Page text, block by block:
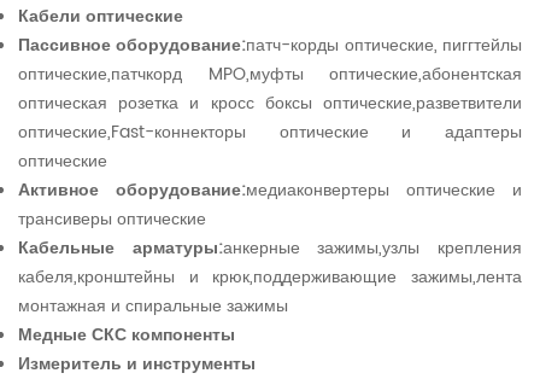
Кабели оптические
Пассивное оборудование:патч-корды оптические, пиггтейлы
оптические,патчкорд MPO,муфты оптические,абонентская
оптическая розетка и кросс боксы оптические,разветвители
оптические,Fast-коннекторы оптические и адаптеры
оптические
Активное оборудование:медиаконвертеры оптические и
трансиверы оптические
Кабельные арматуры:анкерные зажимы,узлы крепления
кабеля,кронштейны и крюк,поддерживающие зажимы,лента
монтажная и спиральные зажимы
Медные СКС компоненты
Измеритель и инструменты